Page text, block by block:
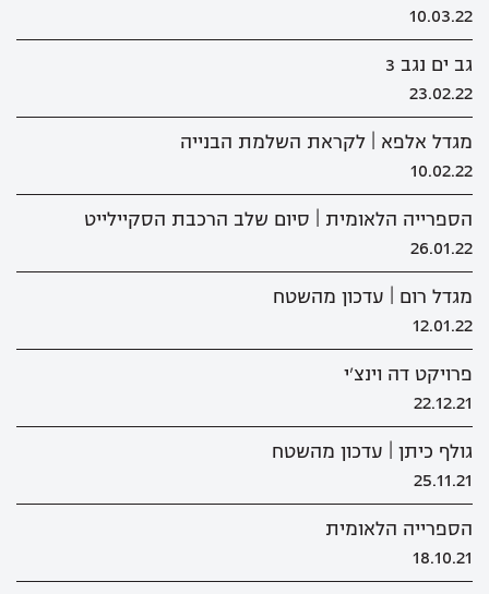
10.03.22
גב ים נגב 3
23.02.22
מגדל אלפא | לקראת השלמת הבנייה
10.02.22
הספרייה הלאומית | סיום שלב הרכבת הסקיילייט
26.01.22
מגדל רום | עדכון מהשטח
12.01.22
פרויקט דה וינצ'י
22.12.21
גולף כיתן | עדכון מהשטח
25.11.21
הספרייה הלאומית
18.10.21